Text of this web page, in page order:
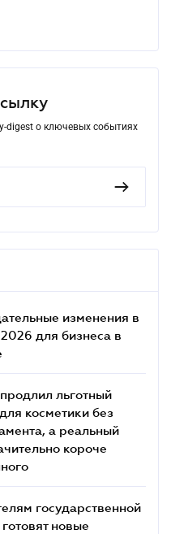
digest о ключевых событиях
изменения в
2026 для бизнеса в
льготный
косметики без
а реальный
короче
государственной
новые